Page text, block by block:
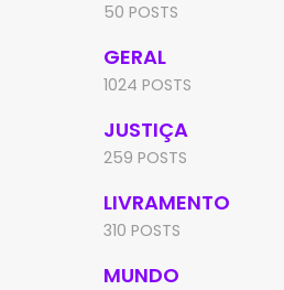
50 POSTS
GERAL
1024 POSTS
JUSTIÇA
259 POSTS
LIVRAMENTO
310 POSTS
MUNDO